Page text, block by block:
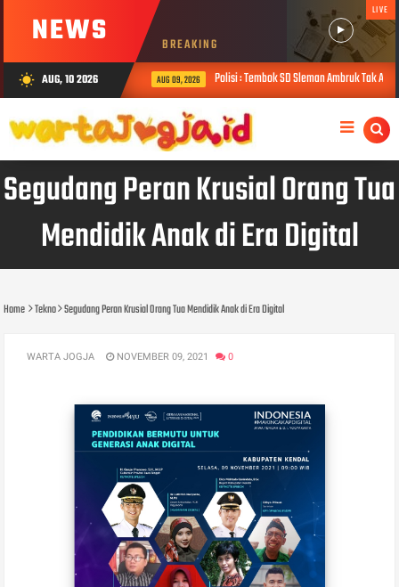
NEWS BREAKING
LIVE
wb_sunny AUG, 10 2026 AUG 09, 2026 Polisi : Tembok SD Sleman Ambruk Tak Ada
Segudang Peran Krusial Orang Tua
Mendidik Anak di Era Digital
Home Tekno Segudang Peran Krusial Orang Tua Mendidik Anak di Era Digital
WARTA JOGJA NOVEMBER 09, 2021 0